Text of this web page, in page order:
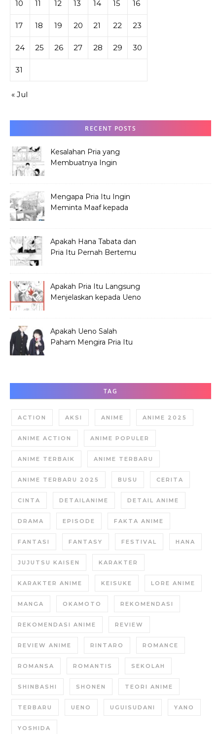
10 11 12 13 14 15 16
17 18 19 20 21 22 23
24 25 26 27 28 29 30
31
« Jul
RECENT POSTS
Kesalahan Pria yang
Membuatnya Ingin
Mengapa Pria Itu Ingin
Meminta Maaf kepada
Apakah Hana Tabata dan
Pria Itu Pernah Bertemu
Apakah Pria Itu Langsung
Menjelaskan kepada Ueno
Apakah Ueno Salah
Paham Mengira Pria Itu
TAG
ACTION AKSI ANIME ANIME 2025
ANIME ACTION ANIME POPULER
ANIME TERBAIK ANIME TERBARU
ANIME TERBARU 2025 BUSU CERITA
CINTA DETAILANIME DETAIL ANIME
DRAMA EPISODE FAKTA ANIME
FANTASI FANTASY FESTIVAL HANA
JUJUTSU KAISEN KARAKTER
KARAKTER ANIME KEISUKE LORE ANIME
MANGA OKAMOTO REKOMENDASI
REKOMENDASI ANIME REVIEW
REVIEW ANIME RINTARO ROMANCE
ROMANSA ROMANTIS SEKOLAH
SHINBASHI SHONEN TEORI ANIME
TERBARU UENO UGUISUDANI YANO
YOSHIDA